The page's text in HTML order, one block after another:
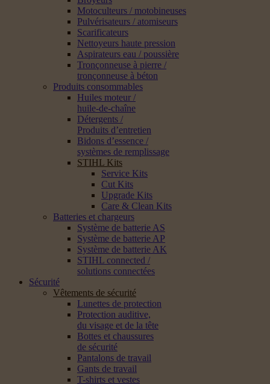
Motoculteurs / motobineuses
Pulvérisateurs / atomiseurs
Scarificateurs
Nettoyeurs haute pression
Aspirateurs eau / poussière
Tronçonneuse à pierre /
tronçonneuse à béton
Produits consommables
Huiles moteur /
huile-de-chaîne
Détergents /
Produits d’entretien
Bidons d’essence /
systèmes de remplissage
STIHL Kits
Service Kits
Cut Kits
Upgrade Kits
Care & Clean Kits
Batteries et chargeurs
Système de batterie AS
Système de batterie AP
Système de batterie AK
STIHL connected /
solutions connectées
Sécurité
Vêtements de sécurité
Lunettes de protection
Protection auditive,
du visage et de la tête
Bottes et chaussures
de sécurité
Pantalons de travail
Gants de travail
T-shirts et vestes